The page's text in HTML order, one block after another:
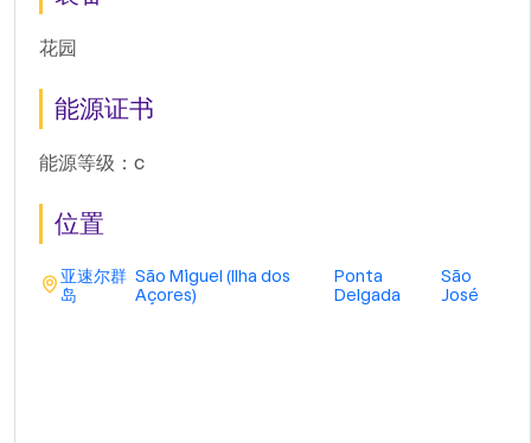
花园
能源证书
能源等级：c
位置
亚速尔群
岛
São Miguel (Ilha dos
Açores)
Ponta
Delgada
São
José